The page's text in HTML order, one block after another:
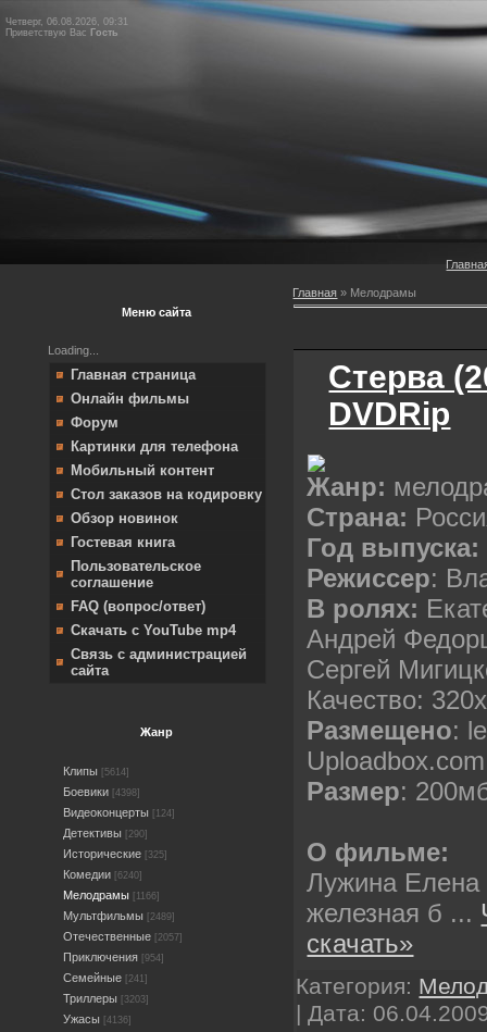
Четверг, 06.08.2026, 09:31
Приветствую Вас Гость
Меню сайта
Loading...
Главная страница
Онлайн фильмы
Форум
Картинки для телефона
Мобильный контент
Стол заказов на кодировку
Обзор новинок
Гостевая книга
Пользовательское
соглашение
FAQ (вопрос/ответ)
Скачать с YouTube mp4
Связь с администрацией
сайта
Жанр
Клипы [5614]
Боевики [4398]
Видеоконцерты [124]
Детективы [290]
Исторические [325]
Комедии [6240]
Мелодрамы [1166]
Мультфильмы [2489]
Отечественные [2057]
Приключения [954]
Семейные [241]
Триллеры [3203]
Ужасы [4136]
Главная » Мелодрамы
Стерва
DVDRip
Жанр:
Страна:
Год выпуска:
Режиссер:
В ролях:
Андрей
Сергей
Качество:
Размещено:
Uploadbox.com
Размер:
О фильме:
Лужина Елена
железная б ...
скачать»
Категория:
| Дата: